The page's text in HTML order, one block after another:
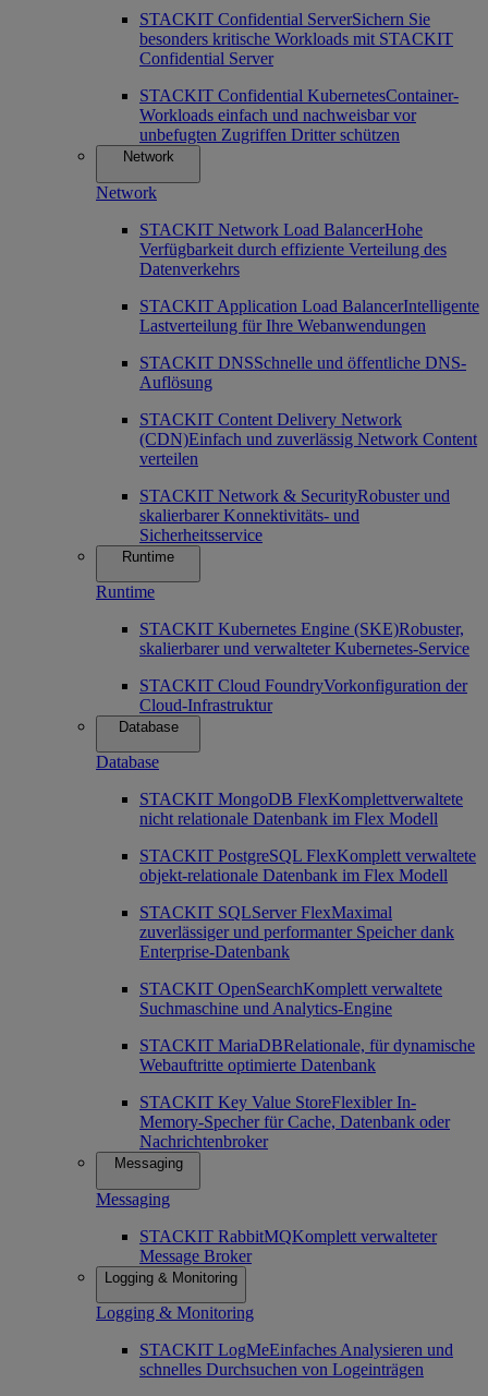
STACKIT Confidential ServerSichern Sie
besonders kritische Workloads mit STACKIT
Confidential Server
STACKIT Confidential KubernetesContainer-
Workloads einfach und nachweisbar vor
unbefugten Zugriffen Dritter schützen
Network
Network
STACKIT Network Load BalancerHohe
Verfügbarkeit durch effiziente Verteilung des
Datenverkehrs
STACKIT Application Load BalancerIntelligente
Lastverteilung für Ihre Webanwendungen
STACKIT DNSSchnelle und öffentliche DNS-
Auflösung
STACKIT Content Delivery Network
(CDN)Einfach und zuverlässig Network Content
verteilen
STACKIT Network & SecurityRobuster und
skalierbarer Konnektivitäts- und
Sicherheitsservice
Runtime
Runtime
STACKIT Kubernetes Engine (SKE)Robuster,
skalierbarer und verwalteter Kubernetes-Service
STACKIT Cloud FoundryVorkonfiguration der
Cloud-Infrastruktur
Database
Database
STACKIT MongoDB FlexKomplettverwaltete
nicht relationale Datenbank im Flex Modell
STACKIT PostgreSQL FlexKomplett verwaltete
objekt-relationale Datenbank im Flex Modell
STACKIT SQLServer FlexMaximal
zuverlässiger und performanter Speicher dank
Enterprise-Datenbank
STACKIT OpenSearchKomplett verwaltete
Suchmaschine und Analytics-Engine
STACKIT MariaDBRelationale, für dynamische
Webauftritte optimierte Datenbank
STACKIT Key Value StoreFlexibler In-
Memory-Specher für Cache, Datenbank oder
Nachrichtenbroker
Messaging
Messaging
STACKIT RabbitMQKomplett verwalteter
Message Broker
Logging & Monitoring
Logging & Monitoring
STACKIT LogMeEinfaches Analysieren und
schnelles Durchsuchen von Logeinträgen